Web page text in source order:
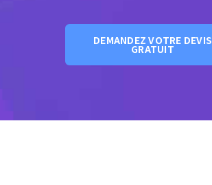
DEMANDEZ VOTRE DEVIS
GRATUIT